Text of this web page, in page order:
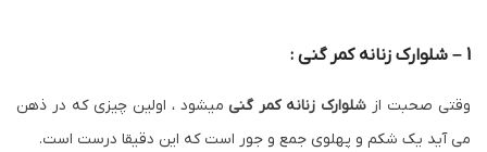
1 – شلوارک زنانه کمر گنی :
وقتی صحبت از شلوارک زنانه کمر گنی میشود ، اولین چیزی که در ذهن
می آید یک شکم و پهلوی جمع و جور است که این دقیقا درست است.